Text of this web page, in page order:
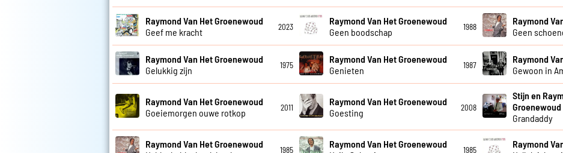
Raymond Van Het Groenewoud
Geef me kracht
2023
Raymond Van Het Groenewoud
Geen boodschap
1988
Raymond
Geen
Raymond Van Het Groenewoud
Gelukkig zijn
1975
Raymond Van Het Groenewoud
Genieten
1987
Raymond
Gewoon in
Raymond Van Het Groenewoud
Goeiemorgen ouwe rotkop
2011
Raymond Van Het Groenewoud
Goesting
2008
Stijn en
Groenewoud
Grandaddy
Raymond Van Het Groenewoud
1985
Raymond Van Het Groenewoud
1985
Raymond